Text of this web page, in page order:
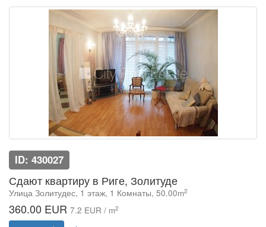
ID: 430027
Сдают квартиру в Риге, Золитуде
Улица Золитудес, 1 этаж, 1 Комнаты, 50.00m2
360.00 EUR 7.2 EUR / m2